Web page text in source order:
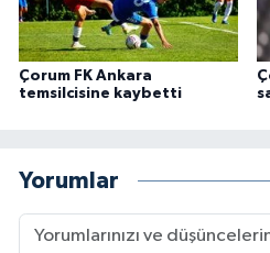
Çorum FK Ankara
temsilcisine kaybetti
Yorumlar